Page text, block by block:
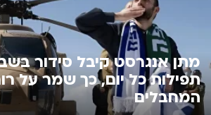
תפילות כל יום, כך שמר על
המחבלים